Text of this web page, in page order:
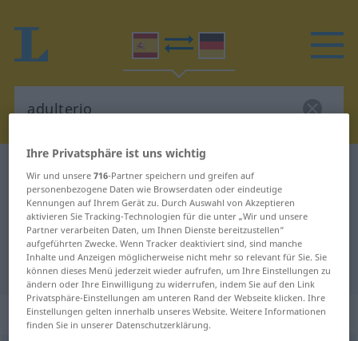
Spanisch-Deutsch Wörterbuch adulterio
Spanisch-Deutsch Übersetzung für
"adulterio"
"adulterio" Deutsch Übersetzung
„adulterio“: masculino
Ihre Privatsphäre ist uns wichtig
Wir und unsere716-Partner speichern und greifen auf
personenbezogene Daten wie Browserdaten oder eindeutige
Kennungen auf Ihrem Gerät zu. Durch Auswahl von Akzeptieren
aktivieren Sie Tracking-Technologien für die unter „Wir und unsere
Partner verarbeiten Daten, um Ihnen Dienste bereitzustellen“
aufgeführten Zwecke. Wenn Tracker deaktiviert sind, sind manche
Inhalte und Anzeigen möglicherweise nicht mehr so relevant für Sie. Sie
können dieses Menü jederzeit wieder aufrufen, um Ihre Einstellungen zu
ändern oder Ihre Einwilligung zu widerrufen, indem Sie auf den Link
Privatsphäre-Einstellungen am unteren Rand der Webseite klicken. Ihre
Einstellungen gelten innerhalb unseres Website. Weitere Informationen
finden Sie in unserer Datenschutzerklärung.